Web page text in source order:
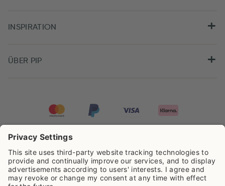
INSPIRATION
ÜBER PIP